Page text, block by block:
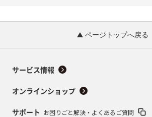
ページトップへ戻る
サービス情報
オンラインショップ
サポート お困りごと解決・よくあるご質問